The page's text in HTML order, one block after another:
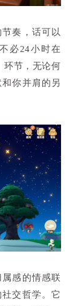
奏，话可以
必24小时在
环节，无论何
你并肩的另
感的情感联
交哲学。它